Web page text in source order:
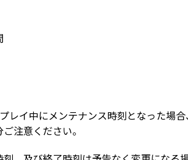
レイ中にメンテナンス時刻となった場合
注意ください。